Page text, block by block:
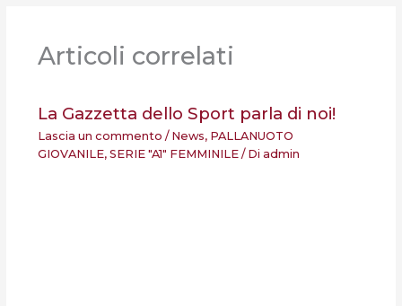
Articoli correlati
La Gazzetta dello Sport parla di noi!
Lascia un commento / News, PALLANUOTO
GIOVANILE, SERIE "A1" FEMMINILE/ Di admin